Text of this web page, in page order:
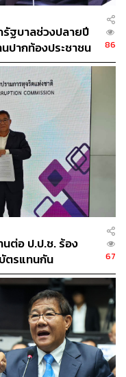
ฐบาลช่วงปลายปี
ปากท้องประชาชน
86
ต่อ ป.ป.ช. ร้อง
ตรแทนกัน
67